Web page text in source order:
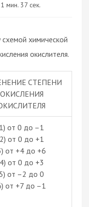
1 мин. 37 сек.
химической
окислителя.
СТЕПЕНИ
ОКИСЛЕНИЯ
1) от 0 до –1
2) от 0 до +1
от +4 до +6
4) от 0 до +3
5) от –2 до 0
от +7 до –1